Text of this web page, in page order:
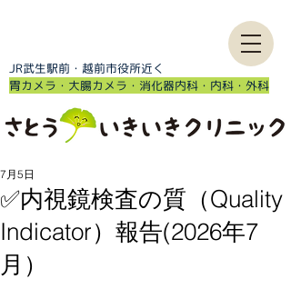
JR武生駅前・越前市役所近く
​胃カメラ・大腸カメラ・消化器内科・内科・外科
✅内視鏡検査の質（Quality
Indicator）報告(2026年7
月）
7月5日